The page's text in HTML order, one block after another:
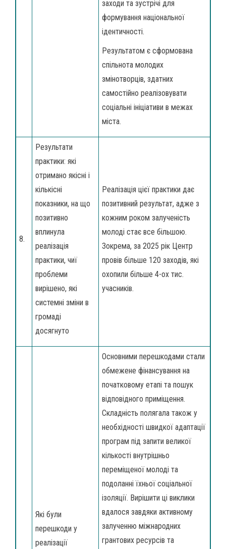
заходи та зустрічі для
формування національної
ідентичності.
Результатом є сформована
спільнота молодих
змінотворців, здатних
самостійно реалізовувати
соціальні ініціативи в межах
міста.
8.
Результати
практики: які
отримано якісні і
кількісні
показники, на що
позитивно
вплинула
реалізація
практики, чиї
проблеми
вирішено, які
системні зміни в
громаді
досягнуто
Реалізація цієї практики дає
позитивний результат, адже з
кожним роком залученість
молоді стає все більшою.
Зокрема, за 2025 рік Центр
провів більше 120 заходів, які
охопили більше 4-ох тис.
учасників.
Які були
перешкоди у
реалізації
Основними перешкодами стали
обмежене фінансування на
початковому етапі та пошук
відповідного приміщення.
Складність полягала також у
необхідності швидкої адаптації
програм під запити великої
кількості внутрішньо
переміщеної молоді та
подоланні їхньої соціальної
ізоляції. Вирішити ці виклики
вдалося завдяки активному
залученню міжнародних
грантових ресурсів та